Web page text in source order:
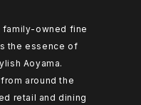
family-owned fine
the essence of
Aoyama.
around the
retail and dining